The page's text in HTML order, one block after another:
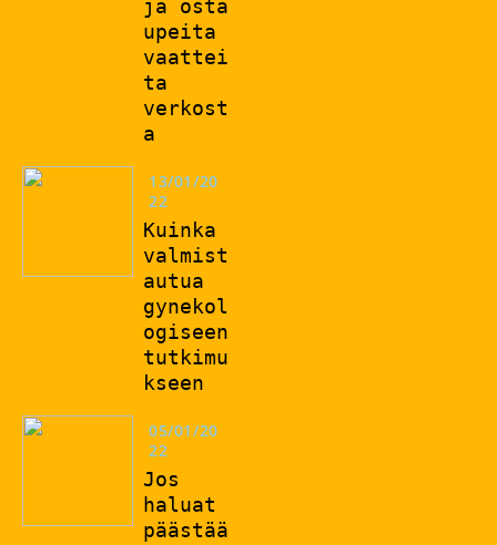
ja osta
upeita
vaattei
ta
verkost
a
13/01/20
22
Kuinka
valmist
autua
gynekol
ogiseen
tutkimu
kseen
05/01/20
22
Jos
haluat
päästää